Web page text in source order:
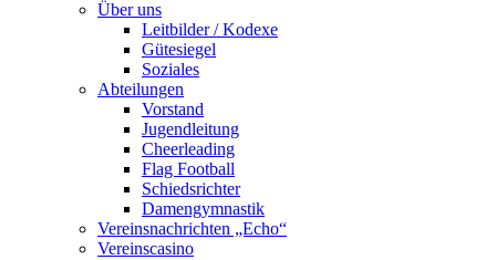
Über uns
Leitbilder / Kodexe
Gütesiegel
Soziales
Abteilungen
Vorstand
Jugendleitung
Cheerleading
Flag Football
Schiedsrichter
Damengymnastik
Vereinsnachrichten „Echo“
Vereinscasino